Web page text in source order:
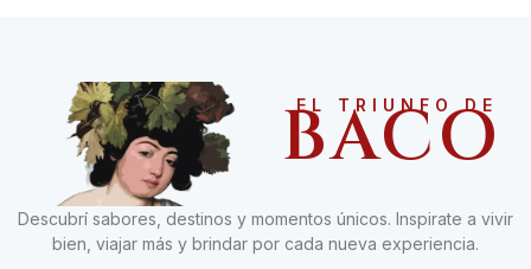
EL TRIUNFO DE
BACO
Descubrí sabores, destinos y momentos únicos. Inspirate a vivir
bien, viajar más y brindar por cada nueva experiencia.